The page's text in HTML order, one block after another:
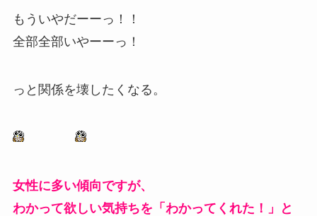
もういやだーーっ！！
全部全部いやーーっ！
っと関係を壊したくなる。
女性に多い傾向ですが、
わかって欲しい気持ちを「わかってくれた！」と